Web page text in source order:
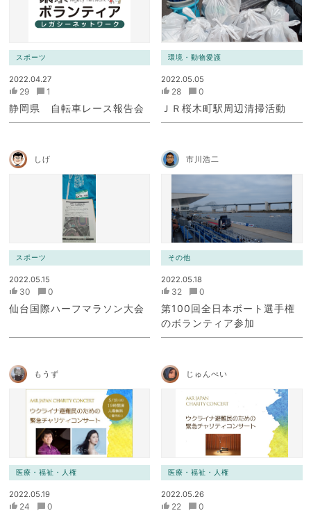
スポーツ
2022.04.27
29 1
静岡県 自転車レース報告会
環境・動物愛護
2022.05.05
28 0
ＪＲ桜木町駅周辺清掃活動
しげ
スポーツ
2022.05.15
30 0
仙台国際ハーフマラソン大会
市川浩二
その他
2022.05.18
32 0
第100回全日本ボート選手権
のボランティア参加
もうず
医療・福祉・人権
2022.05.19
24 0
じゅんぺい
医療・福祉・人権
2022.05.26
22 0